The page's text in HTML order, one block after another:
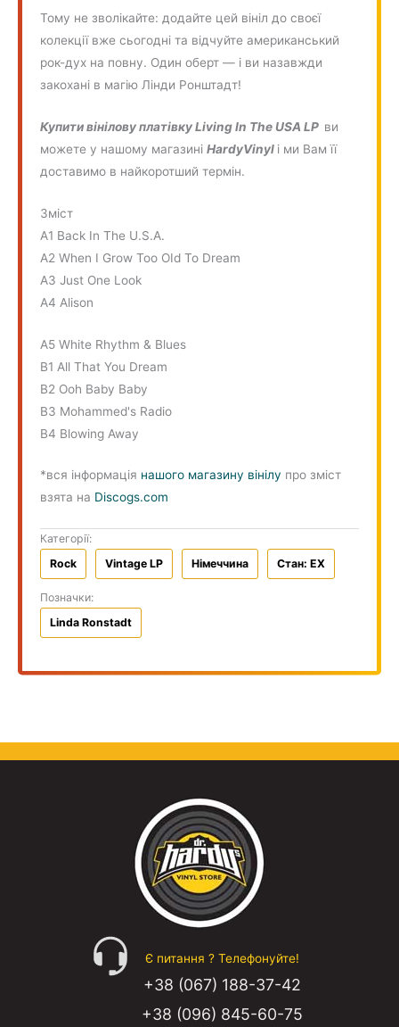
Тому не зволікайте: додайте цей вініл до своєї
колекції вже сьогодні та відчуйте американський
рок-дух на повну. Один оберт — і ви назавжди
закохані в магію Лінди Ронштадт!
Купити вінілову платівкуLiving In The USA LP ви
можете у нашому магазиніHardyVinyl і ми Вам її
доставимо в найкоротший термін.
Зміст
A1 Back In The U.S.A.
A2 When I Grow Too OId To Dream
A3 Just One Look
A4 Alison
A5 White Rhythm & Blues
B1 All That You Dream
B2 Ooh Baby Baby
B3 Mohammed's Radio
B4 Blowing Away
*вся інформація нашого магазину вінілу про зміст
взята на Discogs.com
Категорії:
Rock
Vintage LP Німеччина Стан: EX
Позначки:
Linda Ronstadt
Є питання ? Телефонуйте!
+38 (067) 188-37-42
+38 (096) 845-60-75